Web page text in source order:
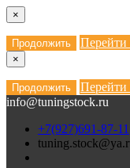
×
Продолжить Перейти
×
Продолжить
Перейти
info@tuningstock.ru
+7(927)691-87-11